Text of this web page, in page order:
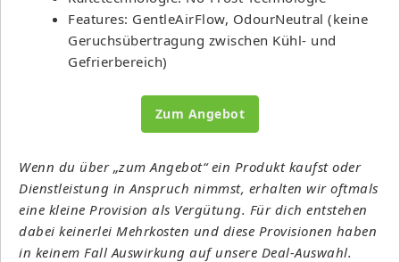
Features: GentleAirFlow, OdourNeutral (keine
Geruchsübertragung zwischen Kühl- und
Gefrierbereich)
Zum Angebot
Wenn du über „zum Angebot“ ein Produkt kaufst oder
Dienstleistung in Anspruch nimmst, erhalten wir oftmals
eine kleine Provision als Vergütung. Für dich entstehen
dabei keinerlei Mehrkosten und diese Provisionen haben
in keinem Fall Auswirkung auf unsere Deal-Auswahl.